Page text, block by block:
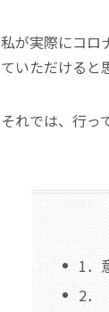
私が実際にコロ
ていただけると
それでは、行っ
1．
2．